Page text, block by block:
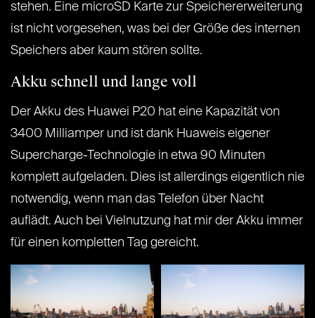
stehen. Eine microSD Karte zur Speichererweiterung
ist nicht vorgesehen, was bei der Größe des internen
Speichers aber kaum stören sollte.
Akku schnell und lange voll
Der Akku des Huawei P20 hat eine Kapazität von
3400 Milliamper und ist dank Huaweis eigener
Supercharge-Technologie in etwa 90 Minuten
komplett aufgeladen. Dies ist allerdings eigentlich nie
notwendig, wenn man das Telefon über Nacht
auflädt. Auch bei Vielnutzung hat mir der Akku immer
für einen kompletten Tag gereicht.